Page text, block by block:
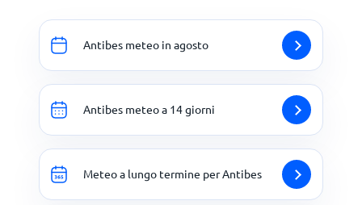
Antibes meteo in agosto
Antibes meteo a 14 giorni
Meteo a lungo termine per Antibes